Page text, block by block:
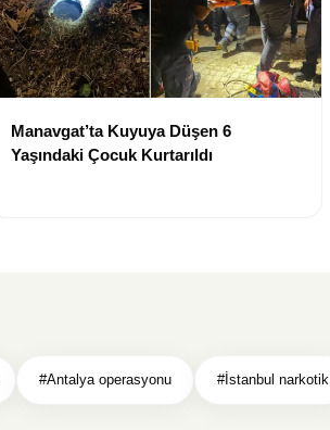
Manavgat’ta Kuyuya Düşen 6
Yaşındaki Çocuk Kurtarıldı
#Antalya operasyonu #İstanbul narkotik